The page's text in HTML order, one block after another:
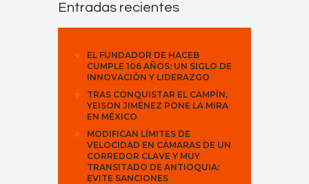
Entradas recientes
EL FUNDADOR DE HACEB
CUMPLE 106 AÑOS: UN SIGLO DE
INNOVACIÓN Y LIDERAZGO
TRAS CONQUISTAR EL CAMPÍN,
YEISON JIMÉNEZ PONE LA MIRA
EN MÉXICO
MODIFICAN LÍMITES DE
VELOCIDAD EN CÁMARAS DE UN
CORREDOR CLAVE Y MUY
TRANSITADO DE ANTIOQUIA:
EVITE SANCIONES